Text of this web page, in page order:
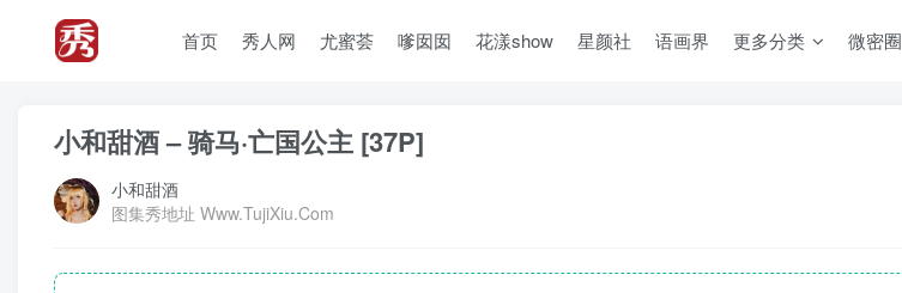
首页 秀人网 尤蜜荟 嗲囡囡 花漾show 星颜社 语画界 更多分类 微密圈
小和甜酒 – 骑马·亡国公主 [37P]
小和甜酒
图集秀地址 Www.TujiXiu.Com